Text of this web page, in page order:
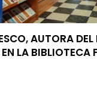
AUTORA DEL
LA BIBLIOTECA